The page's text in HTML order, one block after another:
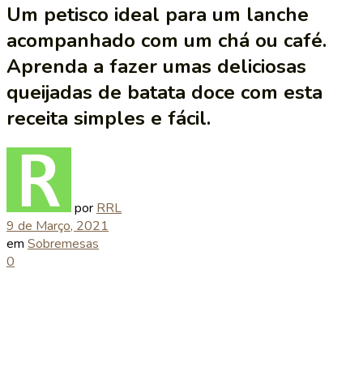
Um petisco ideal para um lanche
acompanhado com um chá ou café.
Aprenda a fazer umas deliciosas
queijadas de batata doce com esta
receita simples e fácil.
por RRL
9 de Março, 2021
em Sobremesas
0